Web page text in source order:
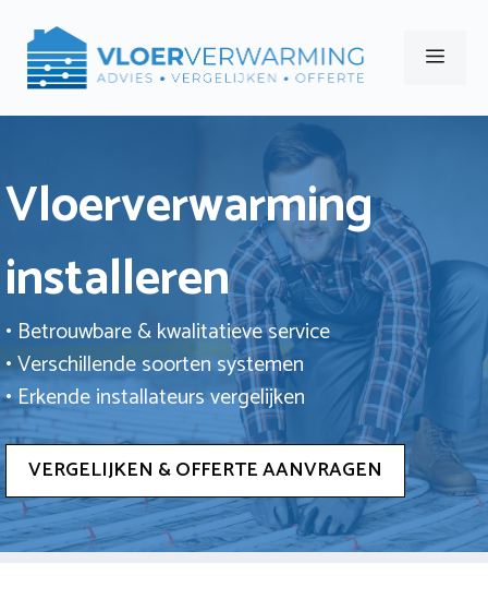
naar
Menu
Vloerverwarming
installeren
• Betrouwbare & kwalitatieve service
• Verschillende soorten systemen
• Erkende installateurs vergelijken
VERGELIJKEN & OFFERTE AANVRAGEN